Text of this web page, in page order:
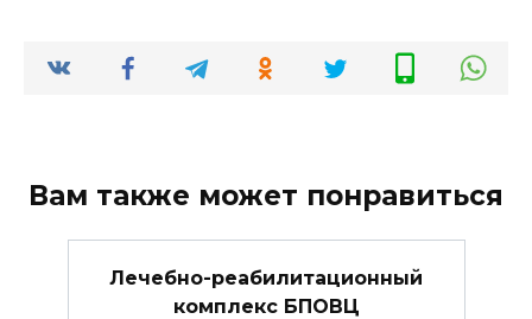
Вам также может понравиться
Лечебно-реабилитационный
комплекс БПОВЦ